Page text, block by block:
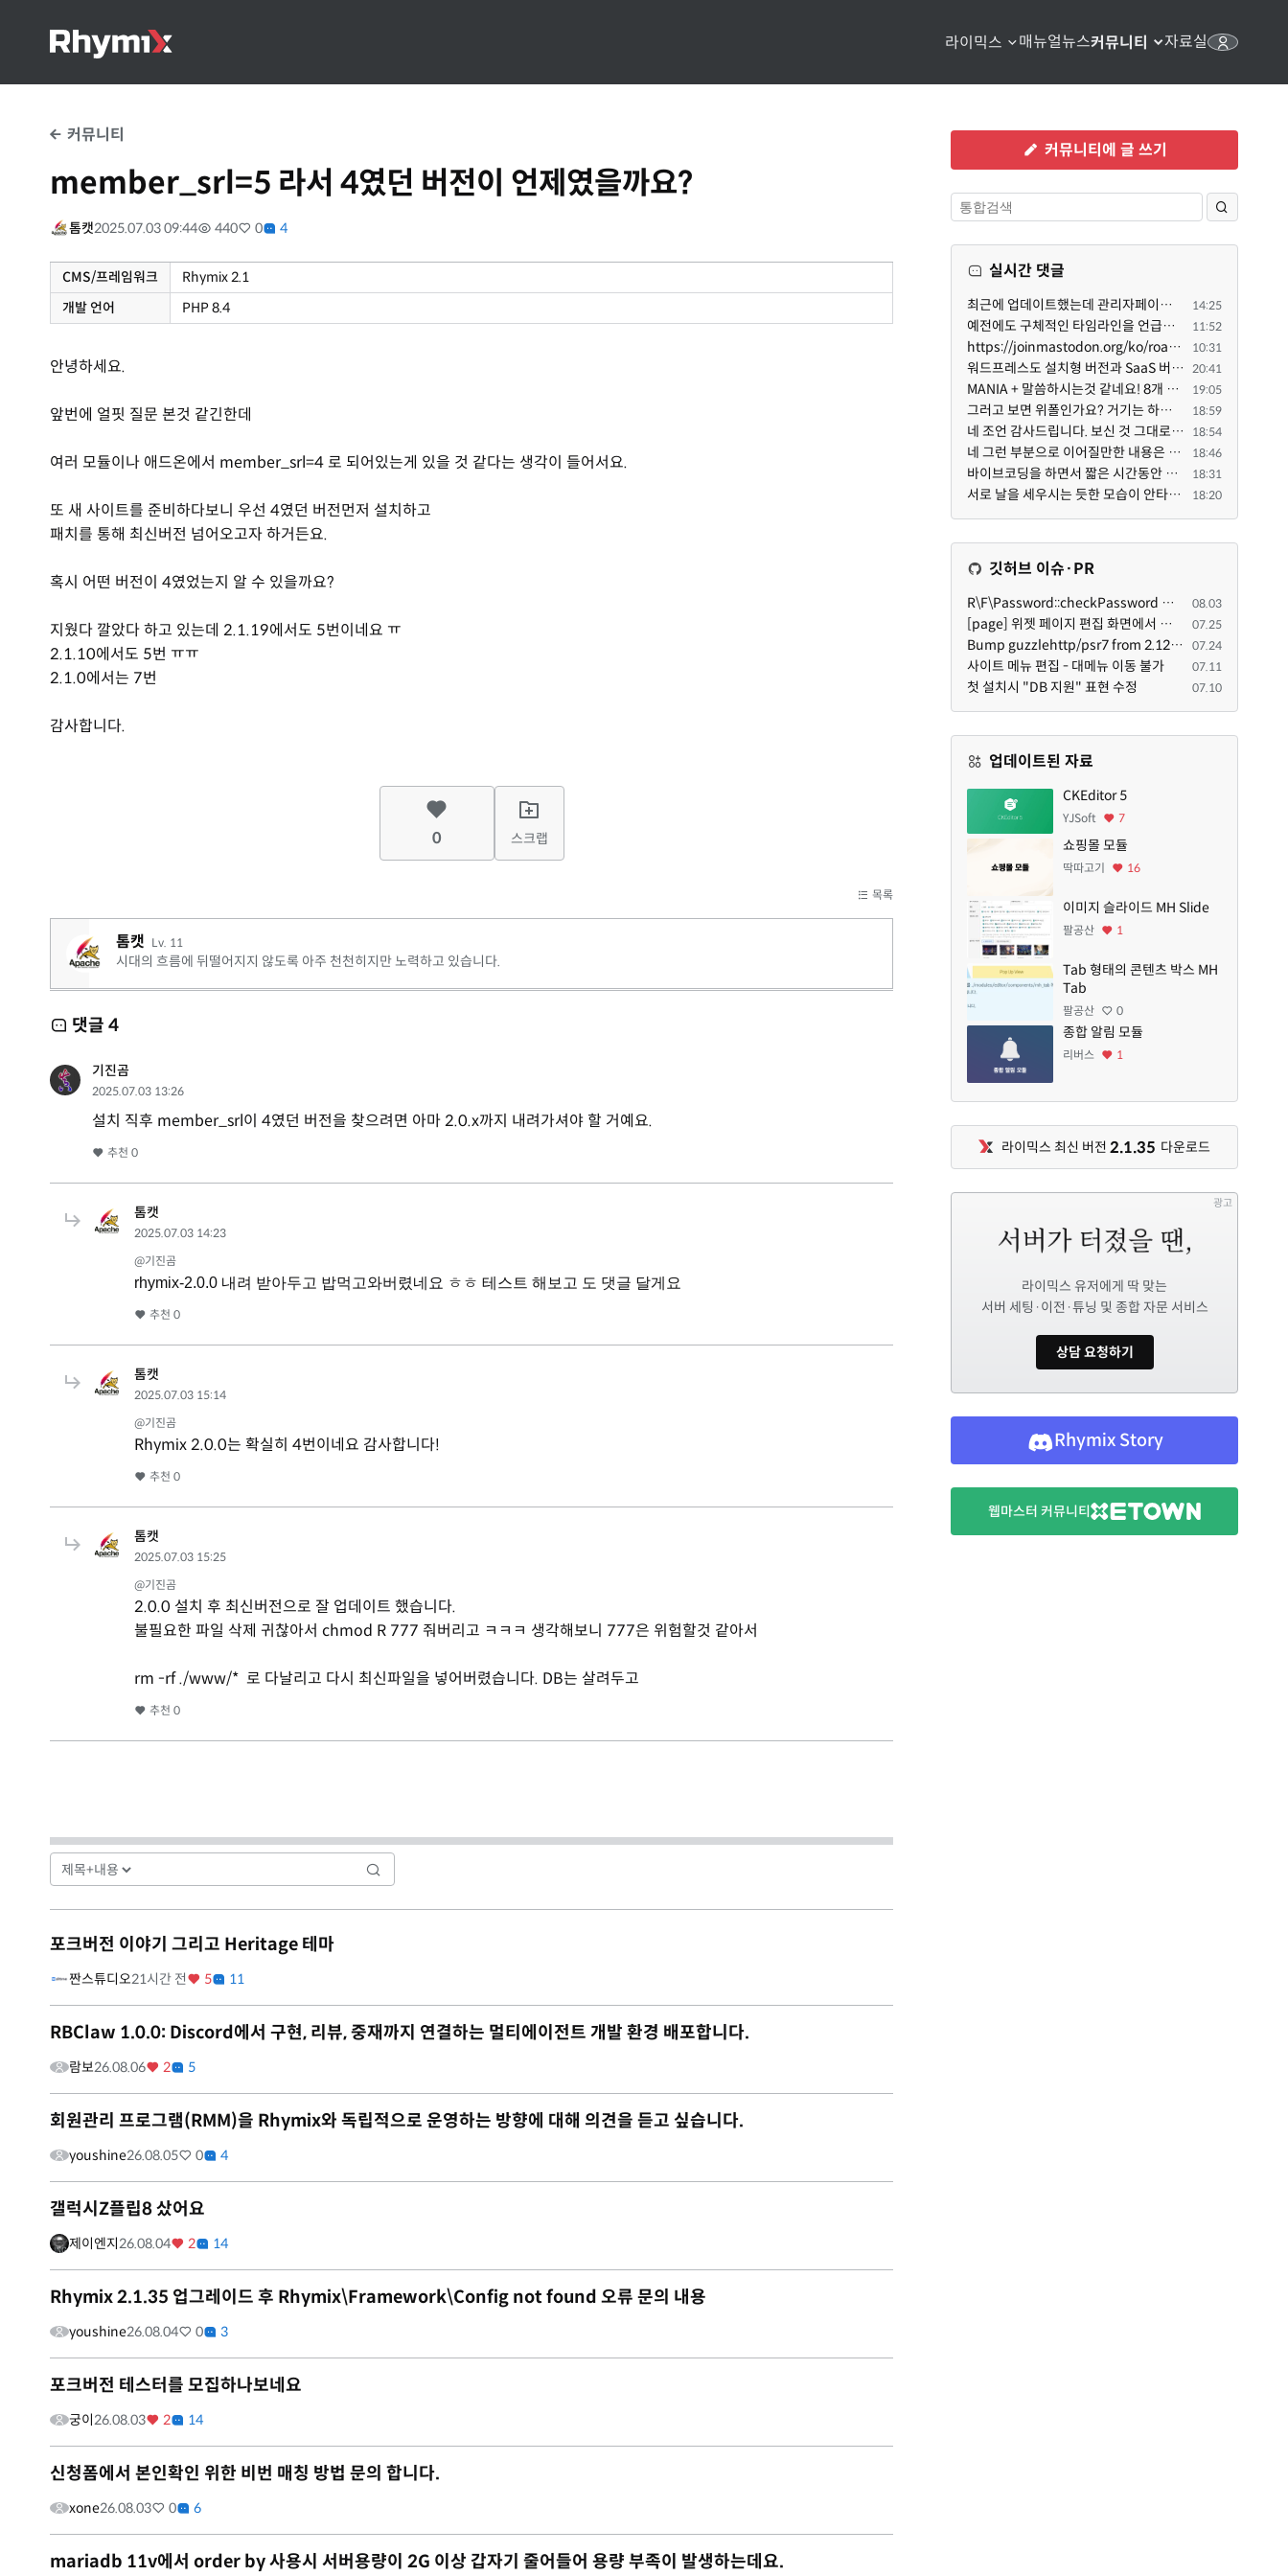
라이믹스 매뉴얼뉴스커뮤니티 자료실
커뮤니티
member_srl=5 라서 4였던 버전이 언제였을까요?
톰캣2025.07.03 09:44 440 0 4
CMS/프레임워크
Rhymix 2.1
개발 언어
PHP 8.4
안녕하세요.
앞번에 얼핏 질문 본것 같긴한데
여러 모듈이나 애드온에서 member_srl=4 로 되어있는게 있을 것 같다는 생각이 들어서요.
또 새 사이트를 준비하다보니 우선 4였던 버전먼저 설치하고
패치를 통해 최신버전 넘어오고자 하거든요.
혹시 어떤 버전이 4였었는지 알 수 있을까요?
지웠다 깔았다 하고 있는데 2.1.19에서도 5번이네요 ㅠ
2.1.10에서도 5번 ㅠㅠ
2.1.0에서는 7번
감사합니다.
0 스크랩
목록
톰캣 Lv. 11
시대의 흐름에 뒤떨어지지 않도록 아주 천천히지만 노력하고 있습니다.
댓글 4
기진곰
2025.07.03 13:26
설치 직후 member_srl이 4였던 버전을 찾으려면 아마 2.0.x까지 내려가셔야 할 거예요.
추천 0
톰캣
2025.07.03 14:23
@기진곰
rhymix-2.0.0 내려 받아두고 밥먹고와버렸네요 ㅎㅎ 테스트 해보고 도 댓글 달게요
추천 0
톰캣
2025.07.03 15:14
@기진곰
Rhymix 2.0.0는 확실히 4번이네요 감사합니다!
추천 0
톰캣
2025.07.03 15:25
@기진곰
2.0.0 설치 후 최신버전으로 잘 업데이트 했습니다.
불필요한 파일 삭제 귀찮아서 chmod R 777 줘버리고 ㅋㅋㅋ 생각해보니 777은 위험할것 같아서
rm -rf ./www/* 로 다날리고 다시 최신파일을 넣어버렸습니다. DB는 살려두고
추천 0
포크버전 이야기 그리고 Heritage 테마
짠스튜디오21시간 전 5 11
RBClaw 1.0.0: Discord에서 구현, 리뷰, 중재까지 연결하는 멀티에이전트 개발 환경 배포합니다.
람보26.08.06 2 5
회원관리 프로그램(RMM)을 Rhymix와 독립적으로 운영하는 방향에 대해 의견을 듣고 싶습니다.
youshine26.08.05 0 4
갤럭시Z플립8 샀어요
제이엔지26.08.04 2 14
Rhymix 2.1.35 업그레이드 후 Rhymix\Framework\Config not found 오류 문의 내용
youshine26.08.04 0 3
포크버전 테스터를 모집하나보네요
궁이26.08.03 2 14
신청폼에서 본인확인 위한 비번 매칭 방법 문의 합니다.
xone26.08.03 0 6
mariadb 11v에서 order by 사용시 서버용량이 2G 이상 갑자기 줄어들어 용량 부족이 발생하는데요.
커뮤니티에 글 쓰기
실시간 댓글
최근에 업데이트했는데 관리자페이지가 많이 달라졌네요 여기서 모듈 설치하려고 하니 php 8.4.14버전이라 8... 14:25
예전에도 구체적인 타임라인을 언급했다가 지키지 못한 것에 죄송한 마음이 있다 보니 (코어 개발/운영 자체... 11:52
https://joinmastodon.org/ko/roadmap 로드맵 이야기가 나온김에 적자면 공홈에 대략적인 로드맵이 공개되어... 10:31
워드프레스도 설치형 버전과 SaaS 버전(워드프레스닷컴)은 다른 점이 많습니다. SaaS로 제공한다면 GPL 라이... 20:41
MANIA + 말씀하시는것 같네요! 8개 정도의 커뮤니티가 저 MANIA+ 기반으로 구축된거로 알고 있습니다. SaaS ... 19:05
그러고 보면 위폴인가요? 거기는 하단바를 보니까 커뮤니티 빌딩 SaaS 솔루션을 사용하고 있는거 같더라고요... 18:59
네 조언 감사드립니다. 보신 것 그대로 틀린 말씀은 아닙니다. 다만, 배포한 것에 대해 흥미가 떨어져서 뒷... 18:54
네 그런 부분으로 이어질만한 내용은 삭제 하였습니다. 불편을 드려 죄송합니다. 저희는 비즈니스 완성할 수... 18:46
바이브코딩을 하면서 짧은 시간동안 많은 자료들을 문어발식 확장하면서 이미 배포한것에대한 흥미가 떨어지... 18:31
서로 날을 세우시는 듯한 모습이 안타깝네요.. 곰님이 지금까지 이끌어주셨던것처럼 안정적인 코어도 필요하... 18:20
깃허브 이슈·PR
R\F\Password::checkPassword 함수 해시 알고리즘을 암시적으로 호출하는 경우 Argon2id 해시 비교 실패 08.03
[page] 위젯 페이지 편집 화면에서 위젯이 Context의 module_info를 덮어쓰면 저장이 ERR_ACT_IS_NOT_STANDALONE으로 실패 07.25
Bump guzzlehttp/psr7 from 2.12.1 to 2.12.3 in /common 07.24
사이트 메뉴 편집 - 대메뉴 이동 불가 07.11
첫 설치시 "DB 지원" 표현 수정 07.10
업데이트된 자료
CKEditor 5
YJSoft 7
쇼핑몰 모듈
딱따고기 16
이미지 슬라이드 MH Slide
팔공산 1
Tab 형태의 콘텐츠 박스 MH
Tab
팔공산 0
종합 알림 모듈
리버스 1
라이믹스 최신 버전 2.1.35 다운로드
광고
라이믹스 유저에게 딱 맞는
서버 세팅·이전·튜닝 및 종합 자문 서비스
상담 요청하기
Rhymix Story
웹마스터 커뮤니티